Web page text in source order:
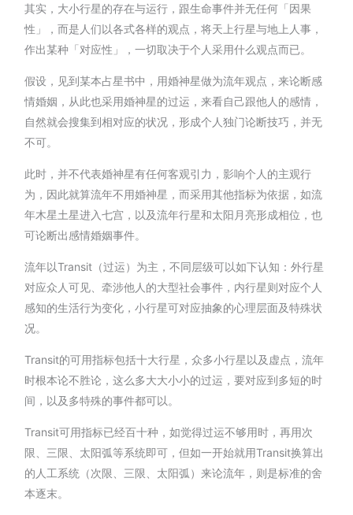
其实，大小行星的存在与运行，跟生命事件并无任何「因果
性」，而是人们以各式各样的观点，将天上行星与地上人事，
作出某种「对应性」，一切取决于个人采用什么观点而已。
假设，见到某本占星书中，用婚神星做为流年观点，来论断感
情婚姻，从此也采用婚神星的过运，来看自己跟他人的感情，
自然就会搜集到相对应的状况，形成个人独门论断技巧，并无
不可。
此时，并不代表婚神星有任何客观引力，影响个人的主观行
为，因此就算流年不用婚神星，而采用其他指标为依据，如流
年木星土星进入七宫，以及流年行星和太阳月亮形成相位，也
可论断出感情婚姻事件。
流年以Transit（过运）为主，不同层级可以如下认知：外行星
对应众人可见、牵涉他人的大型社会事件，内行星则对应个人
感知的生活行为变化，小行星可对应抽象的心理层面及特殊状
况。
Transit的可用指标包括十大行星，众多小行星以及虚点，流年
时根本论不胜论，这么多大大小小的过运，要对应到多短的时
间，以及多特殊的事件都可以。
Transit可用指标已经百十种，如觉得过运不够用时，再用次
限、三限、太阳弧等系统即可，但如一开始就用Transit换算出
的人工系统（次限、三限、太阳弧）来论流年，则是标准的舍
本逐末。